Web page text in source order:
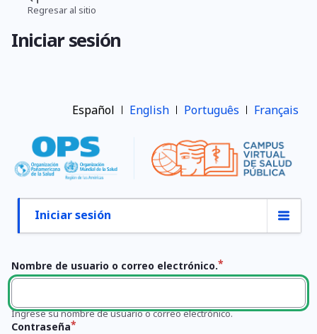
Pasar
contenido
Ruta
de
Regresar al sitio
Iniciar sesión
Español English Português Français
Primary
Iniciar sesión
Nombre de usuario o correo electrónico.
Ingrese su nombre de usuario o correo electrónico.
Contraseña